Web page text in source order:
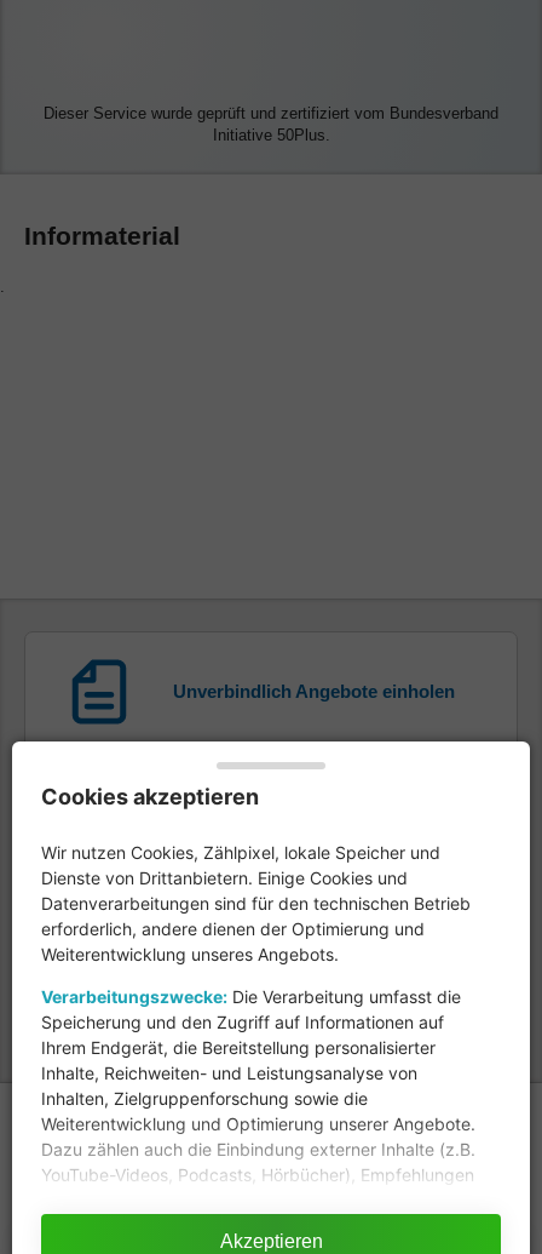
Dieser Service wurde geprüft und zertifiziert vom Bundesverband
Initiative 50Plus.
Informaterial
Unverbindlich Angebote einholen
Copyright © 2026
Alle Rechte vorbehalten
Impressum
|Datenschutz
Partner werden
Cookies akzeptieren
Wir nutzen Cookies, Zählpixel, lokale Speicher und
Dienste von Drittanbietern. Einige Cookies und
Datenverarbeitungen sind für den technischen Betrieb
erforderlich, andere dienen der Optimierung und
Weiterentwicklung unseres Angebots.
Verarbeitungszwecke: Die Verarbeitung umfasst die
Speicherung und den Zugriff auf Informationen auf
Ihrem Endgerät, die Bereitstellung personalisierter
Inhalte, Reichweiten- und Leistungsanalyse von
Inhalten, Zielgruppenforschung sowie die
Weiterentwicklung und Optimierung unserer Angebote.
Dazu zählen auch die Einbindung externer Inhalte (z.B.
YouTube-Videos, Podcasts, Hörbücher), Empfehlungen
Akzeptieren